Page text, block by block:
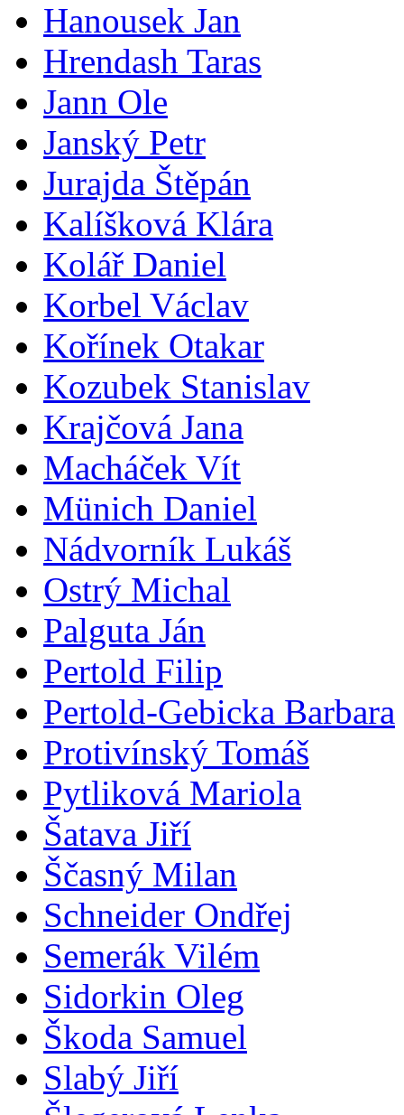
Hanousek Jan
Hrendash Taras
Jann Ole
Janský Petr
Jurajda Štěpán
Kalíšková Klára
Kolář Daniel
Korbel Václav
Kořínek Otakar
Kozubek Stanislav
Krajčová Jana
Macháček Vít
Münich Daniel
Nádvorník Lukáš
Ostrý Michal
Palguta Ján
Pertold Filip
Pertold-Gebicka Barbara
Protivínský Tomáš
Pytliková Mariola
Šatava Jiří
Ščasný Milan
Schneider Ondřej
Semerák Vilém
Sidorkin Oleg
Škoda Samuel
Slabý Jiří